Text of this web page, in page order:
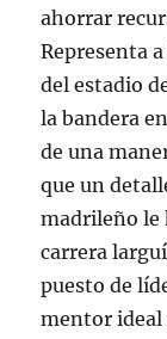
ahorrar
Representa
del estadio
la bandera
de una
que un
madrileño le
carrera
puesto de
mentor ideal